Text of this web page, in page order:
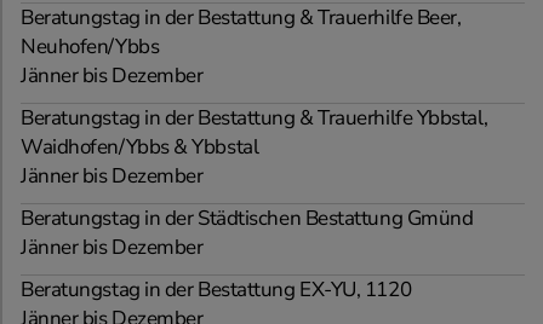
Beratungstag in der Bestattung & Trauerhilfe Beer,
Neuhofen/Ybbs
Jänner bis Dezember
Beratungstag in der Bestattung & Trauerhilfe Ybbstal,
Waidhofen/Ybbs & Ybbstal
Jänner bis Dezember
Beratungstag in der Städtischen Bestattung Gmünd
Jänner bis Dezember
Beratungstag in der Bestattung EX-YU, 1120